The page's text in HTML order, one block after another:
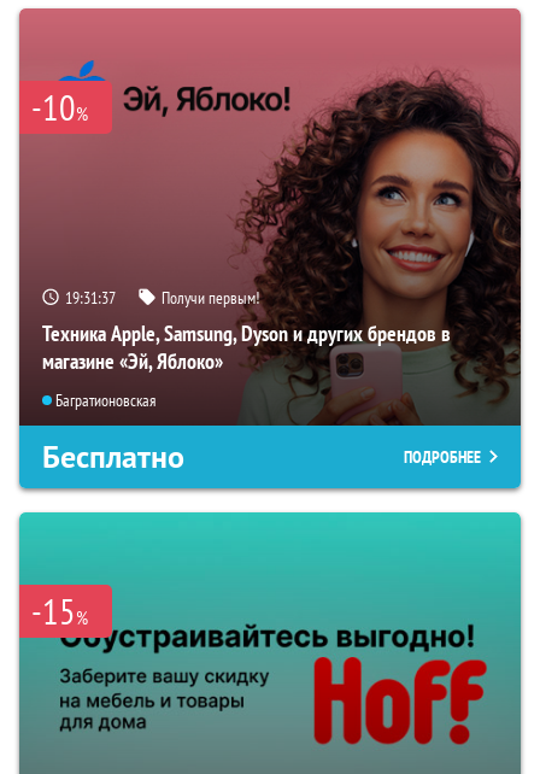
-10%
19:31:36 Получи первым!
Техника Apple, Samsung, Dyson и других брендов в
магазине «Эй, Яблоко»
Багратионовская
Бесплатно ПОДРОБНЕЕ
-15%